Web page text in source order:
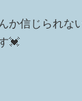
か信じられな
💓